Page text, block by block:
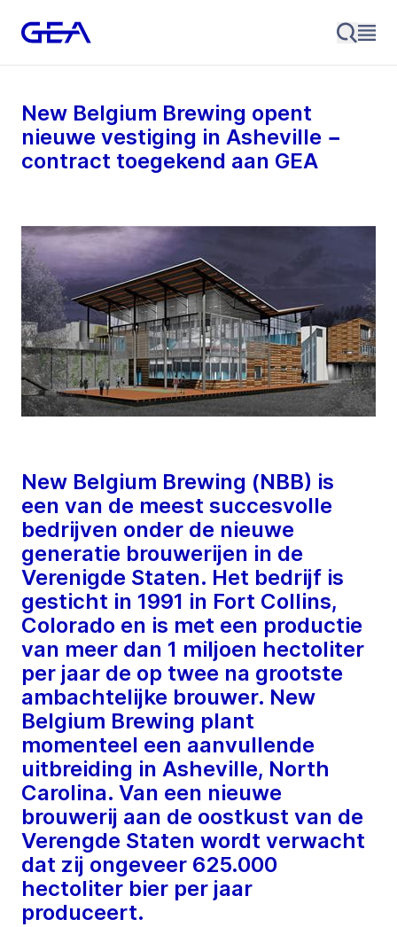
New Belgium Brewing opent
nieuwe vestiging in Asheville −
contract toegekend aan GEA
New Belgium Brewing (NBB) is
een van de meest succesvolle
bedrijven onder de nieuwe
generatie brouwerijen in de
Verenigde Staten. Het bedrijf is
gesticht in 1991 in Fort Collins,
Colorado en is met een productie
van meer dan 1 miljoen hectoliter
per jaar de op twee na grootste
ambachtelijke brouwer. New
Belgium Brewing plant
momenteel een aanvullende
uitbreiding in Asheville, North
Carolina. Van een nieuwe
brouwerij aan de oostkust van de
Verengde Staten wordt verwacht
dat zij ongeveer 625.000
hectoliter bier per jaar
produceert.